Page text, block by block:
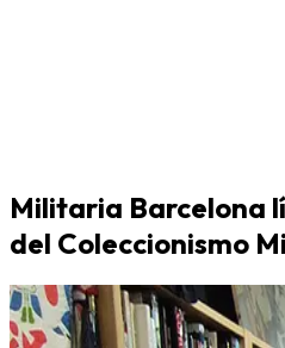
Militaria Barcelona
del Coleccionismo